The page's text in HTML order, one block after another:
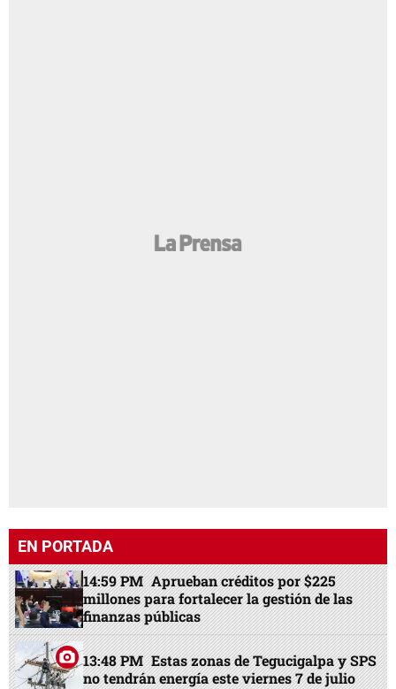
EN PORTADA
14:59 PM Aprueban créditos por $225
millones para fortalecer la gestión de las
finanzas públicas
13:48 PM Estas zonas de Tegucigalpa y SPS
no tendrán energía este viernes 7 de julio